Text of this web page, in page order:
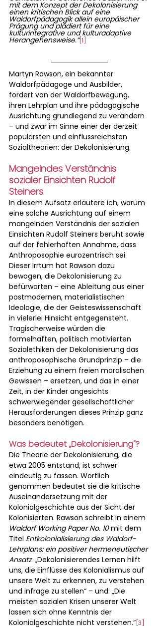
mit dem Konzept der Dekolonisierung
einen kritischen Blick auf eine
Waldorfpädagogik allein europäischer
Prägung und plädiert für eine
kulturintegrative und kulturadaptive
Herangehensweise.“[1]
Martyn Rawson, ein bekannter
Waldorfpädagoge und Ausbilder,
fordert von der Waldorfbewegung,
ihren Lehrplan und ihre pädagogische
Ausrichtung grundlegend zu verändern
– und zwar im Sinne einer der derzeit
populärsten und einflussreichsten
Sozialtheorien: der Dekolonisierung.
Mangelndes Verständnis
sozialer Einsichten Rudolf
Steiners
In diesem Aufsatz erläutere ich, warum
eine solche Ausrichtung auf einem
mangelnden Verständnis der sozialen
Einsichten Rudolf Steiners beruht sowie
auf der fehlerhaften Annahme, dass
Anthroposophie eurozentrisch sei.
Dieser Irrtum hat Rawson dazu
bewogen, die Dekolonisierung zu
befürworten – eine Ableitung aus einer
postmodernen, materialistischen
Ideologie, die der Geisteswissenschaft
in vielerlei Hinsicht entgegensteht.
Tragischerweise würden die
formelhaften, politisch motivierten
Sozialethiken der Dekolonisierung das
anthroposophische Grundprinzip – die
Erziehung zu einem freien moralischen
Gewissen – ersetzen, und das in einer
Zeit, in der Kinder angesichts
schwerwiegender gesellschaftlicher
Herausforderungen dieses Prinzip ganz
besonders benötigen.
Was bedeutet „Dekolonisierung"?
Die Theorie der Dekolonisierung, die
etwa 2005 entstand, ist schwer
eindeutig zu fassen. Wörtlich
genommen bedeutet sie die kritische
Auseinandersetzung mit der
Kolonialgeschichte aus der Sicht der
Kolonisierten. Rawson schreibt in einem
Waldorf Working Paper No. 10 mit dem
Titel Entkolonialisierung des Waldorf-
Lehrplans: ein positiver hermeneutischer
Ansatz: „Dekolonisierendes Lernen hilft
uns, die Einflüsse des Kolonialismus auf
unsere Welt zu erkennen, zu verstehen
und infrage zu stellen“ – und: „Die
meisten sozialen Krisen unserer Welt
lassen sich ohne Kenntnis der
Kolonialgeschichte nicht verstehen.“ [3]